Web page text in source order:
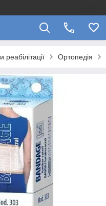
реабілітації Ортопедія